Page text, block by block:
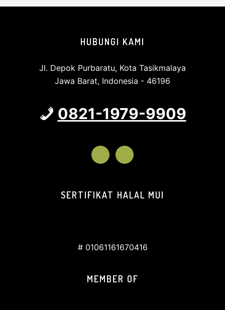
HUBUNGI KAMI
Jl. Depok Purbaratu, Kota Tasikmalaya
Jawa Barat, Indonesia - 46196
0821-1979-9909
SERTIFIKAT HALAL MUI
# 01061161670416
MEMBER OF